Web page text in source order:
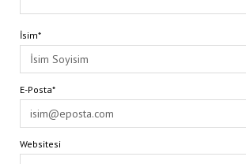
İsim*
E-Posta*
Websitesi